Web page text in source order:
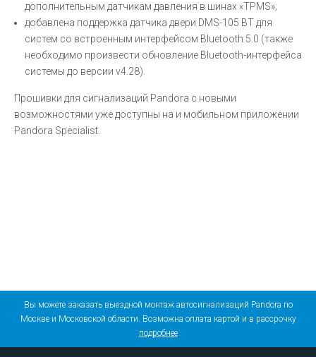
дополнительным датчикам давления в шинах «TPMS»;
добавлена поддержка датчика двери DMS-105 BT для
систем со встроенным интерфейсом Bluetooth 5.0 (также
необходимо произвести обновление Bluetooth-интерфейса
системы до версии v4.28).
Прошивки для сигнализаций Pandora c новыми
возможностями уже доступны на и мобильном приложении
Pandora Specialist.
Вы можете заказать выездной монтаж автосигнализаций Pandora по
Москве и Московской области. Возможна оплата картой и в рассрочку
подробнее